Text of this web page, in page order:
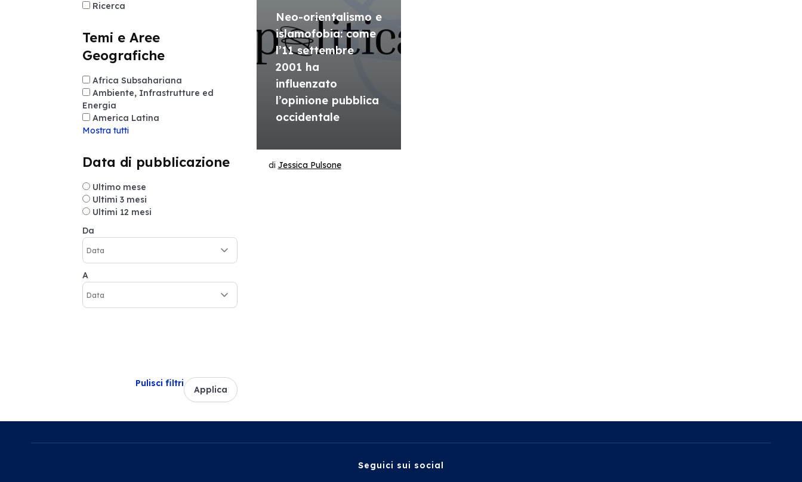
Ricerca
Temi e Aree
Geografiche
Africa Subsahariana
Ambiente, Infrastrutture ed
Energia
America Latina
Mostra tutti
Data di pubblicazione
Ultimo mese
Ultimi 3 mesi
Ultimi 12 mesi
Da
A
Pulisci filtri
Applica
Neo-orientalismo e
islamofobia: come
l’11 settembre
2001 ha
influenzato
l’opinione pubblica
occidentale
di Jessica Pulsone
Seguici sui social